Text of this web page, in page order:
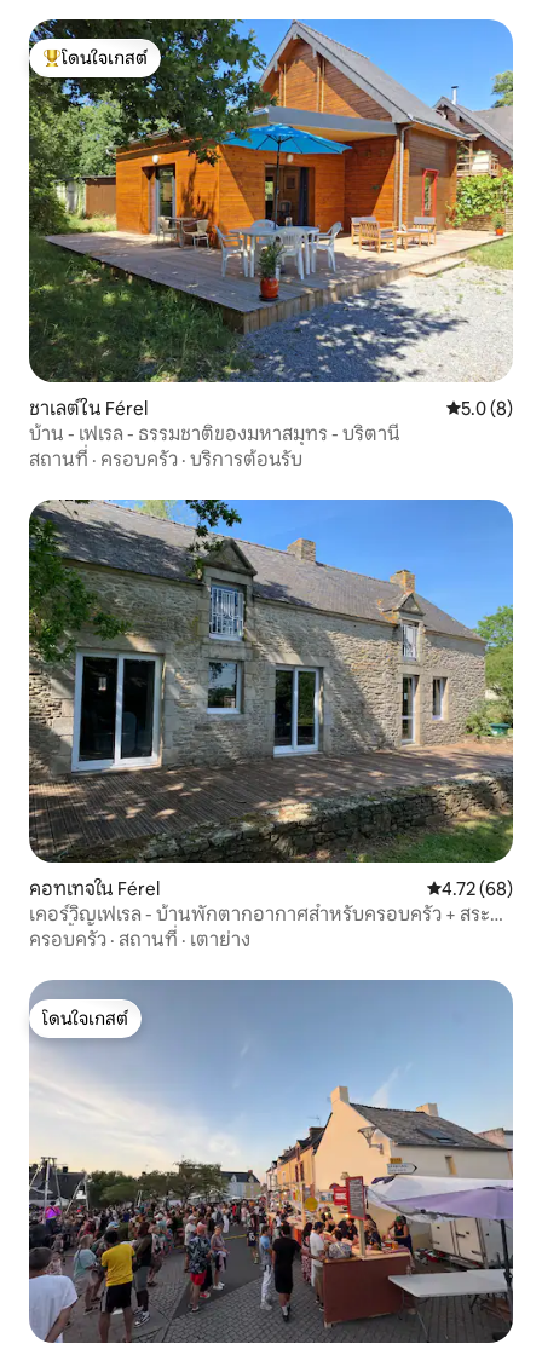
โดนใจเกสต์ที่สุด
โดนใจเกสต์
ชาเลต์ใน Férel คะแนนเฉลี่
5.0 (8)
บ้าน - เฟเรล - ธรรมชาติของมหาสมุทร - บริตานี
สถานที่ · ครอบครัว · บริการต้อนรับ
คอทเทจใน Férel คะแนนเฉลี่ย
4.72 (68)
เคอร์วิญเฟเรล - บ้านพักตากอากาศสำหรับครอบครัว + สระ
ว่ายน้ำอุ่น
ครอบครัว · สถานที่ · เตาย่าง
โดนใจเกสต์
โดนใจเกสต์